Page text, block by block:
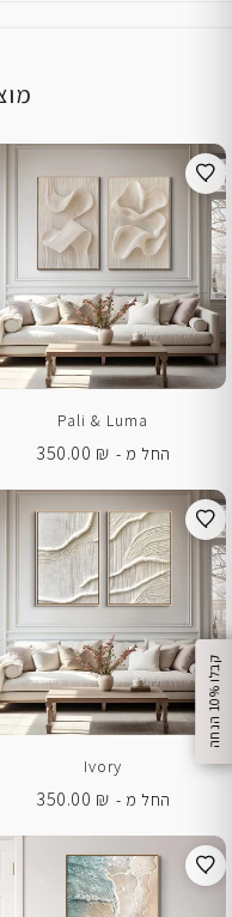
ק
ב
ל
ו
1
0
%
ה
נ
ח
ה
Pali & Luma
החל מ -
350.00 ₪
Ivory
החל מ -
350.00 ₪